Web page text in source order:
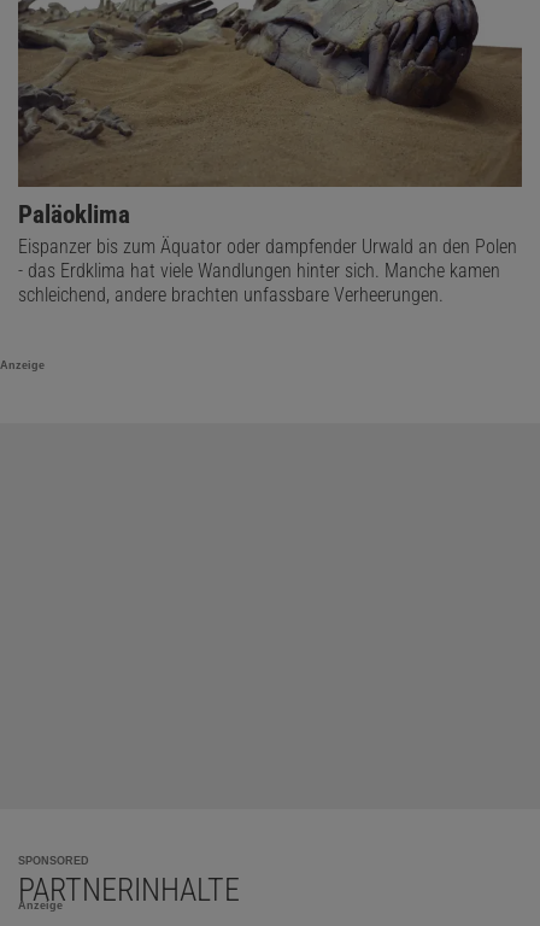
Paläoklima
Eispanzer bis zum Äquator oder dampfender Urwald an den Polen
- das Erdklima hat viele Wandlungen hinter sich. Manche kamen
schleichend, andere brachten unfassbare Verheerungen.
Anzeige
SPONSORED
PARTNERINHALTE
Anzeige